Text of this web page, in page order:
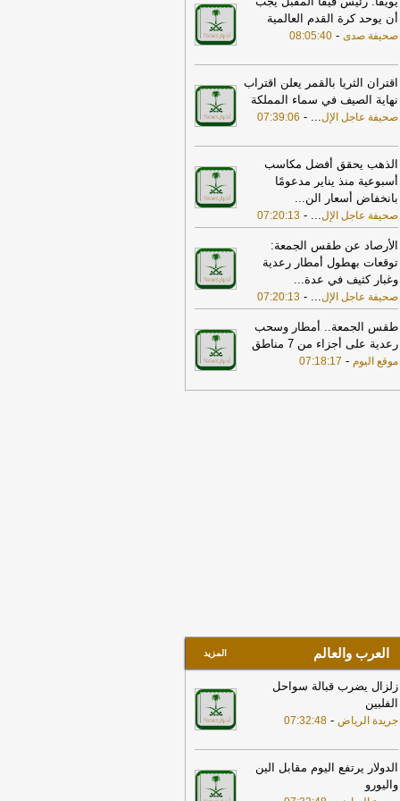
عاجلة لمتضرري حريق مأرب-
عاجل الإلكترونية
الخارجية الأميركية: على الأميركيين
الشرق الأوسط أن يعيدوا النظر في
إلى المنطقة-
LBCI
15:10
«الأرصاد»:الرياض والدمام الأعلى
بـ46 مئوية.. وأبها الأدنى
-
صحيفة
21:52
ضبط 23 كيلوجرامًا من الحشيش
والكوكايين.. مكافحة المخدرات تطيح بـ4
في 3 مناطق
-صحيفة عاجل الإلكترونية
17:30
أمين الجامعة العربية: نحذر من
بعض الأطراف من محاولات جبانة
رقعة الصراع-لبنانون 24
17:46
وزير الخزانة الأميركي: لن نسمح
اتخاذ التجارة العالمية رهينة أو
الشحن الدولي لتمويل الحرس
- لبنانون 24
18:00
إيران: لن نسمح لأي جهة تتلقى
أن يوحد كرة القدم العالمية
صحيفة صدى -
08:05:40
اقتران الثريا بالقمر يعلن اقتراب
نهاية الصيف في سماء المملكة
صحيفة عاجل الإل...
-
07:39:06
الذهب يحقق أفضل مكاسب
أسبوعية منذ يناير مدعومًا
بانخفاض أسعار الن...
صحيفة عاجل الإل...
-
07:20:13
الأرصاد عن طقس الجمعة:
توقعات بهطول أمطار رعدية
وغبار كثيف في عدة...
صحيفة عاجل الإل...
-
07:20:13
طقس الجمعة.. أمطار وسحب
رعدية على أجزاء من 7 مناطق
موقع اليوم -
07:18:17
العرب والعالم المزيد
زلزال يضرب قبالة سواحل
الفلبين
جريدة الرياض -
07:32:48
الدولار ‌يرتفع اليوم مقابل الين
واليورو